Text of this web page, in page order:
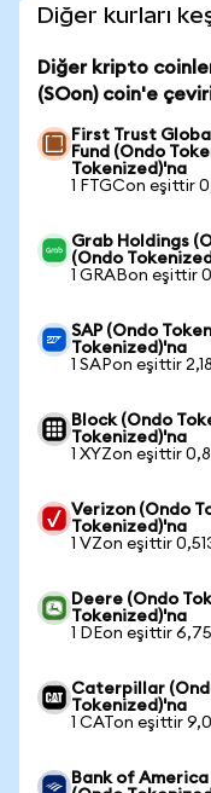
Diğer kurları
Diğer kripto
(SOon) coin'e
First Trust
Fund (Ondo
Tokenized)'na
1 FTGCon eşittir
Grab Holdings
(Ondo
1 GRABon eşittir
SAP (Ondo
Tokenized)'na
1 SAPon eşittir
Block (Ondo
Tokenized)'na
1 XYZon eşittir
Verizon (Ondo
Tokenized)'na
1 VZon eşittir
Deere (Ondo
Tokenized)'na
1 DEon eşittir
Caterpillar
Tokenized)'na
1 CATon eşittir
Bank of